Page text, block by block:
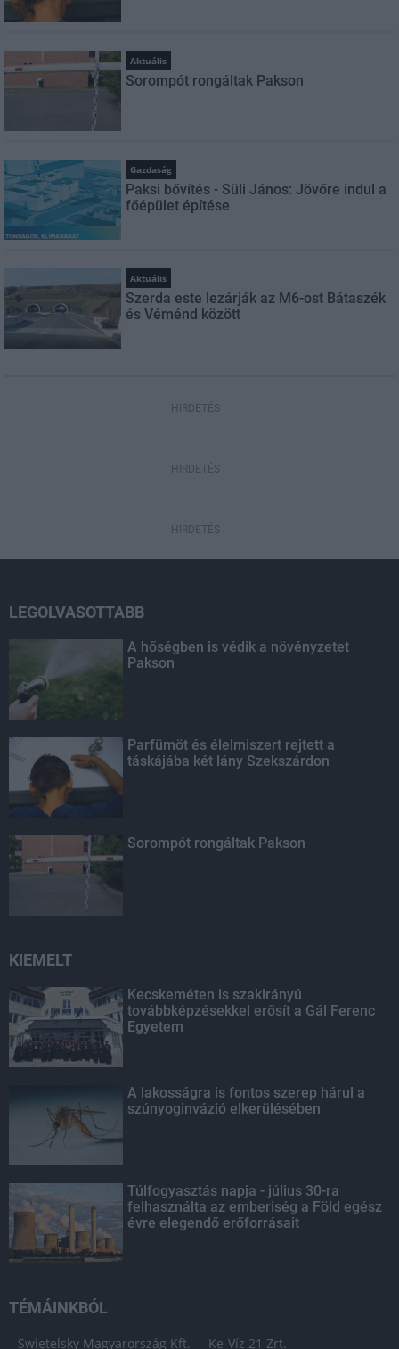
Aktuális
Sorompót rongáltak Pakson
Gazdaság
Paksi bővítés - Süli János: Jövőre indul a
főépület építése
Aktuális
Szerda este lezárják az M6-ost Bátaszék
és Véménd között
HIRDETÉS
HIRDETÉS
HIRDETÉS
LEGOLVASOTTABB
A hőségben is védik a növényzetet
Pakson
Parfümöt és élelmiszert rejtett a
táskájába két lány Szekszárdon
Sorompót rongáltak Pakson
KIEMELT
Kecskeméten is szakirányú
továbbképzésekkel erősít a Gál Ferenc
Egyetem
A lakosságra is fontos szerep hárul a
szúnyoginvázió elkerülésében
Túlfogyasztás napja - július 30-ra
felhasználta az emberiség a Föld egész
évre elegendő erőforrásait
TÉMÁINKBÓL
Swietelsky Magyarország Kft. Ke-Víz 21 Zrt.